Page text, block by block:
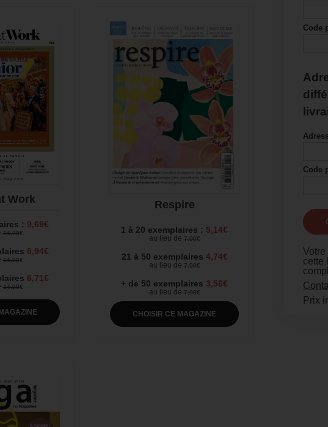
Work
: 9,69€
14,90€
8,94€
14,90€
6,71€
14,90€
Respire
1 à 20 exemplaires : 5,14€
au lieu de 7,90€
21 à 50 exemplaires 4,74€
au lieu de 7,90€
+ de 50 exemplaires 3,56€
au lieu de 7,90€
Code
Code
cette
Prix